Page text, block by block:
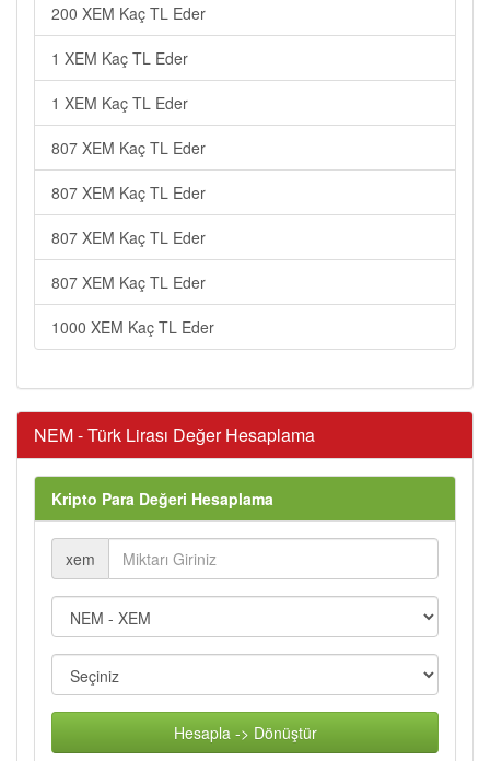
200 XEM Kaç TL Eder
1 XEM Kaç TL Eder
1 XEM Kaç TL Eder
807 XEM Kaç TL Eder
807 XEM Kaç TL Eder
807 XEM Kaç TL Eder
807 XEM Kaç TL Eder
1000 XEM Kaç TL Eder
NEM - Türk Lirası Değer Hesaplama
Kripto Para Değeri Hesaplama
xem
Hesapla -> Dönüştür